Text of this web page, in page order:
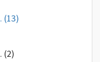
(13)
(2)